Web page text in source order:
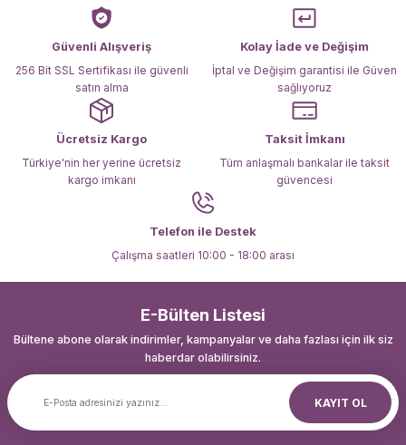
Ürün bilgilerinde hatalar bulunuyor.
Ürün fiyatı diğer sitelerden daha pahalı.
Bu ürüne benzer farklı alternatifler olmalı.
Güvenli Alışveriş
256 Bit SSL Sertifikası ile güvenli
satın alma
Kolay İade ve Değişim
İptal ve Değişim garantisi ile Güven
sağlıyoruz
Ücretsiz Kargo
Türkiye'nin her yerine ücretsiz
kargo imkanı
Taksit İmkanı
Tüm anlaşmalı bankalar ile taksit
güvencesi
Telefon ile Destek
Çalışma saatleri 10:00 - 18:00 arası
E-Bülten Listesi
Bültene abone olarak indirimler, kampanyalar ve daha fazlası için ilk siz
haberdar olabilirsiniz.
KAYIT OL